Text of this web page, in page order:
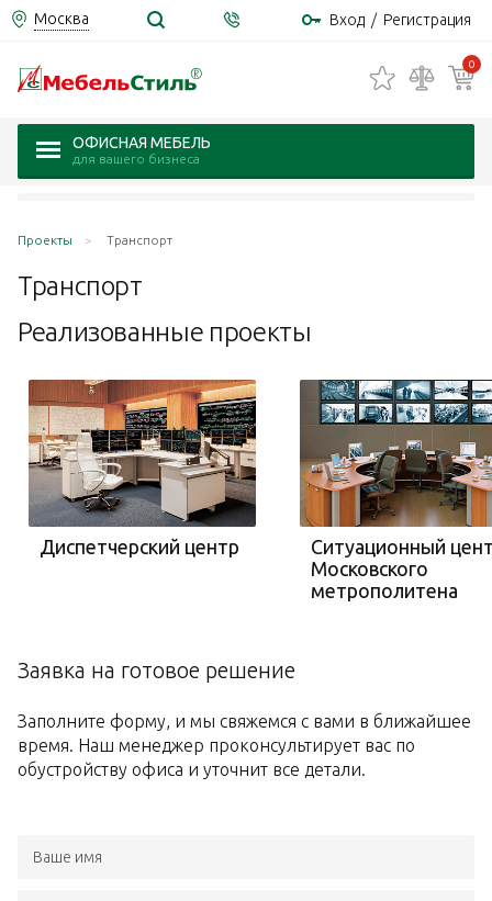
Москва Вход / Регистрация
0
ОФИСНАЯ МЕБЕЛЬ
для вашего бизнеса
Проекты Транспорт
Транспорт
Реализованные проекты
Диспетчерский центр
Ситуационный
Московского
метрополитена
Заявка на готовое решение
Заполните форму, и мы свяжемся с вами в ближайшее
время. Наш менеджер проконсультирует вас по
обустройству офиса и уточнит все детали.
Ваше имя